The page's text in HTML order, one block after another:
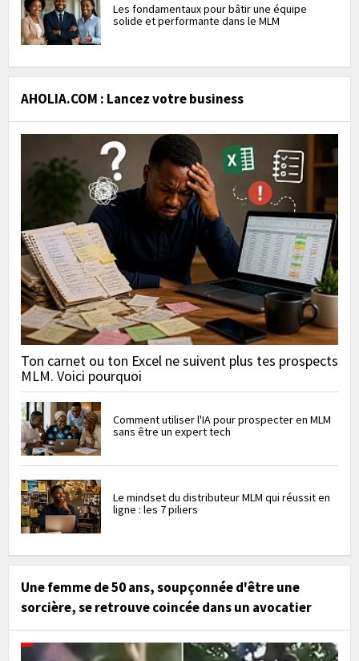
Les fondamentaux pour bâtir une équipe
solide et performante dans le MLM
AHOLIA.COM : Lancez votre business
Ton carnet ou ton Excel ne suivent plus tes prospects
MLM. Voici pourquoi
Comment utiliser l'IA pour prospecter en MLM
sans être un expert tech
Le mindset du distributeur MLM qui réussit en
ligne : les 7 piliers
Une femme de 50 ans, soupçonnée d'être une
sorcière, se retrouve coincée dans un avocatier